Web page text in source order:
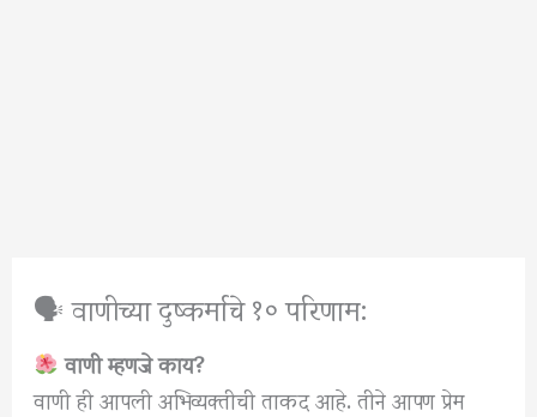
🗣 वाणीच्या दुष्कर्माचे १० परिणाम:
वाणी म्हणजे काय?
वाणी ही आपली अभिव्यक्तीची ताकद आहे. तीने आपण प्रेम